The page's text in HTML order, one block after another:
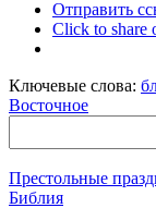
Отправить
Click to share
Ключевые слова:
Восточное
Престольные
Библия